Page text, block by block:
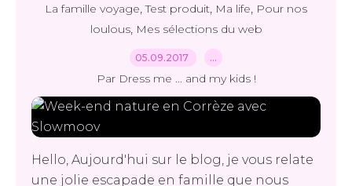
La famille voyage,Test produit, Ma life, Pour nos
loulous, Mes sélections du web
05.09.2017 …
Par Dress me ... and my kids !
Hello, Aujourd'hui sur le blog, je vous relate
une jolie escapade en famille que nous